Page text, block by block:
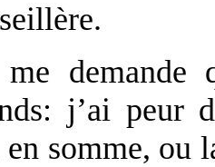
demande
j’ai peur
somme, ou